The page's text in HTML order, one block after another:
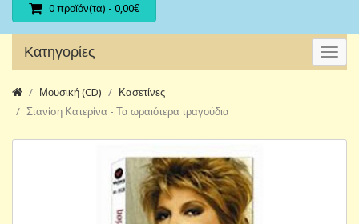
0 προϊόν(τα) - 0,00€
Κατηγορίες
Μουσική (CD)
Κασετίνες
Στανίση Κατερίνα - Τα ωραιότερα τραγούδια